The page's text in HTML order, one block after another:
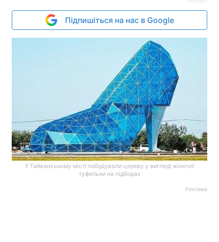
Підпишіться на нас в Google
У Тайванському місті побудували церкву у вигляді жіночої
туфельки на підборах
Реклама